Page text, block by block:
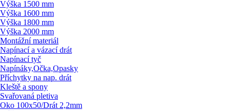
Výška 1500 mm
Výška 1600 mm
Výška 1800 mm
Výška 2000 mm
Montážní materiál
Napínací a vázací drát
Napínací tyč
Napínáky,Očka,Opasky
Příchytky na nap. drát
Kleště a spony
Svařovaná pletiva
Oko 100x50/Drát 2,2mm